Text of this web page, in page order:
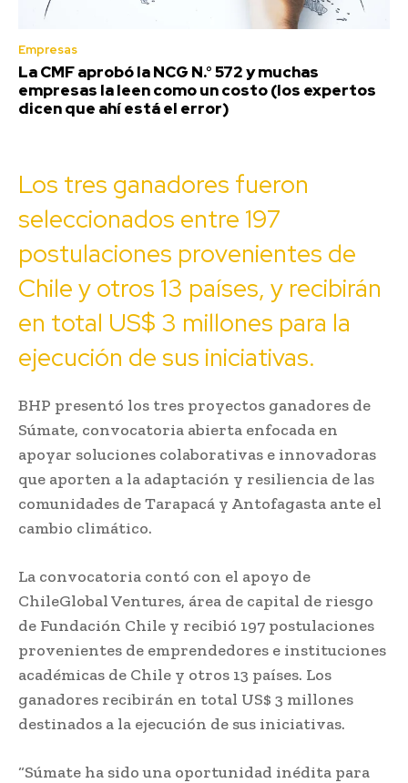
Empresas
La CMF aprobó la NCG N.° 572 y muchas
empresas la leen como un costo (los expertos
dicen que ahí está el error)
Los tres ganadores fueron
seleccionados entre 197
postulaciones provenientes de
Chile y otros 13 países, y recibirán
en total US$ 3 millones para la
ejecución de sus iniciativas.
BHP presentó los tres proyectos ganadores de
Súmate, convocatoria abierta enfocada en
apoyar soluciones colaborativas e innovadoras
que aporten a la adaptación y resiliencia de las
comunidades de Tarapacá y Antofagasta ante el
cambio climático.
La convocatoria contó con el apoyo de
ChileGlobal Ventures, área de capital de riesgo
de Fundación Chile y recibió 197 postulaciones
provenientes de emprendedores e instituciones
académicas de Chile y otros 13 países. Los
ganadores recibirán en total US$ 3 millones
destinados a la ejecución de sus iniciativas.
“Súmate ha sido una oportunidad inédita para